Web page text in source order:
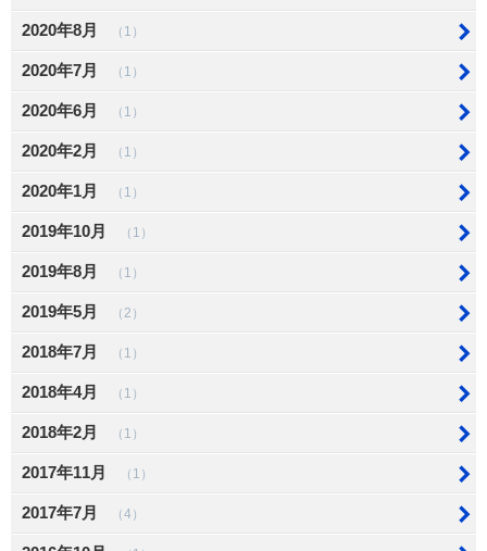
2020年8月 （1）
2020年7月 （1）
2020年6月 （1）
2020年2月 （1）
2020年1月 （1）
2019年10月 （1）
2019年8月 （1）
2019年5月 （2）
2018年7月 （1）
2018年4月 （1）
2018年2月 （1）
2017年11月 （1）
2017年7月 （4）